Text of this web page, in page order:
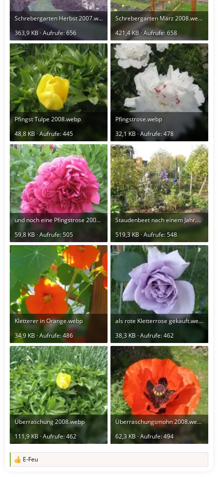
Schrebergarten Herbst 2007.webp
363,9 KB · Aufrufe: 656
Schrebergarten März 2008.webp
421,4 KB · Aufrufe: 658
Pfingst Tulpe 2008.webp
48,8 KB · Aufrufe: 445
Pfingstrose.webp
32,1 KB · Aufrufe: 478
und noch eine Pfingstrose 2008.webp
59,8 KB · Aufrufe: 505
Staudenbeet nach einem Jahr.webp
519,3 KB · Aufrufe: 548
Kletterer in Orange.webp
34,9 KB · Aufrufe: 486
als rote Kletterrose gekauft.webp
38,3 KB · Aufrufe: 462
Überraschung 2008.webp
111,9 KB · Aufrufe: 462
Überraschungsmohn 2008.webp
62,3 KB · Aufrufe: 494
R
E-Feu